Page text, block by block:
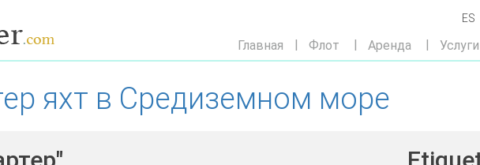
ES
Главная Флот Аренда Услуги
яхт в Средиземном море